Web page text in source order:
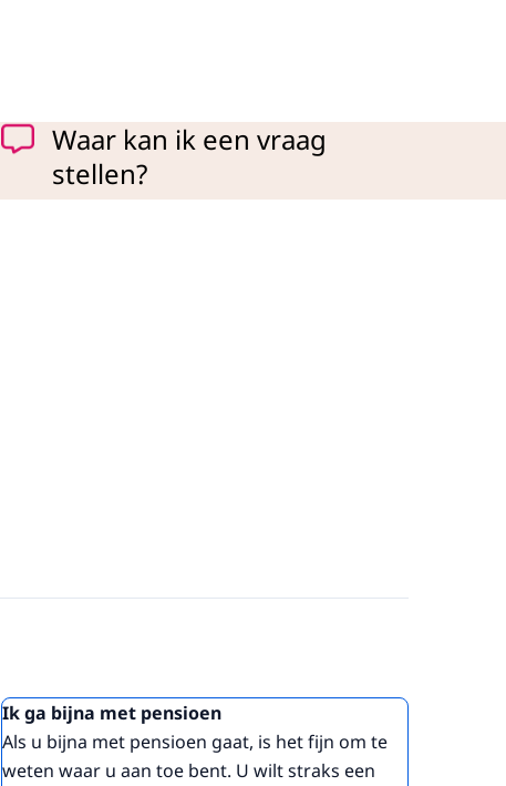
Waar kan ik een vraag
stellen?
Ik ga bijna met pensioen
Als u bijna met pensioen gaat, is het fijn om te
weten waar u aan toe bent. U wilt straks een